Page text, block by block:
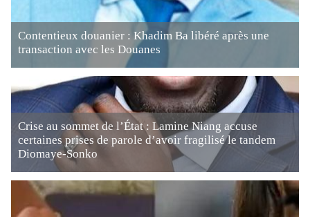
Contentieux douanier : Khadim Ba libéré après une
transaction avec les Douanes
Crise au sommet de l’État : Lamine Niang accuse
certaines prises de parole d’avoir fragilisé le tandem
Diomaye-Sonko